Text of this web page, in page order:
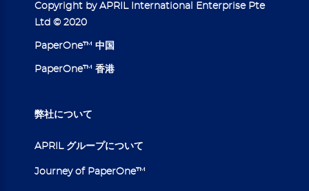
Copyright by APRIL International Enterprise Pte
Ltd © 2020
PaperOne™ 中国
PaperOne™ 香港
弊社について
APRIL グループについて
Journey of PaperOne™